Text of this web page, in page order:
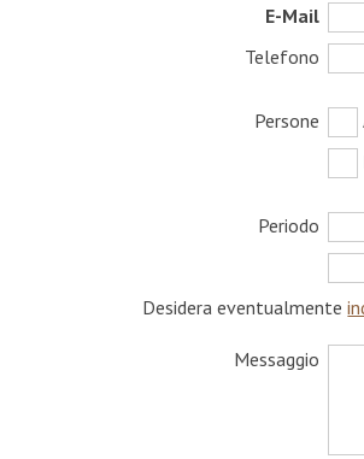
E-Mail
Telefono
Persone
Periodo
Desidera eventualmente
Messaggio